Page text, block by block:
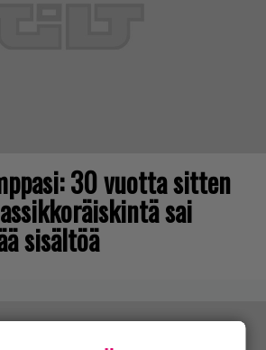
30 vuotta sitten
sai
sisältöä